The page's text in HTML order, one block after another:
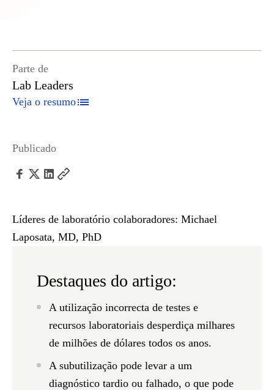
Parte de
Lab Leaders
Veja o resumo
Publicado
Líderes de laboratório colaboradores: Michael
Laposata, MD, PhD
Destaques do artigo:
A utilização incorrecta de testes e
recursos laboratoriais desperdiça milhares
de milhões de dólares todos os anos.
A subutilização pode levar a um
diagnóstico tardio ou falhado, o que pode